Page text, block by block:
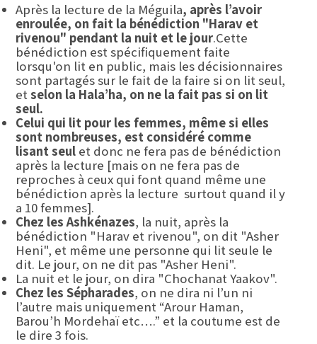
Après la lecture de la Méguila, après l’avoir
enroulée, on fait la bénédiction "Harav et
rivenou" pendant la nuit et le jour.Cette
bénédiction est spécifiquement faite
lorsqu'on lit en public, mais les décisionnaires
sont partagés sur le fait de la faire si on lit seul,
etselon la Hala’ha, on ne la fait pas si on lit
seul.
Celui qui lit pour les femmes, même si elles
sont nombreuses, est considéré comme
lisant seul et donc ne fera pas de bénédiction
après la lecture [mais on ne fera pas de
reproches à ceux qui font quand même une
bénédiction après la lecture surtout quand il y
a 10 femmes].
Chez les Ashkénazes, la nuit, après la
bénédiction "Harav et rivenou", on dit "Asher
Heni", et même une personne qui lit seule le
dit. Le jour, on ne dit pas "Asher Heni".
La nuit et le jour, on dira "Chochanat Yaakov".
Chez les Sépharades, on ne dira ni l’un ni
l’autre mais uniquement “Arour Haman,
Barou’h Mordehaï etc….” et la coutume est de
le dire 3 fois.